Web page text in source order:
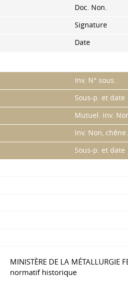
Doc. Non.
Signature
Date
Inv. N° sous.
Sous-p. et date
Mutuel. inv.
Inv. Non, chêne.
Sous-p. et date
MINISTÈRE DE LA MÉTALLURGIE
normatif historique